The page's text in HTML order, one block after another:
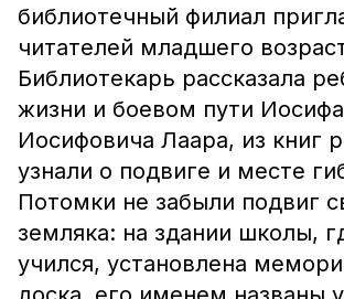
библиотечный филиал
читателей младшего
Библиотекарь рассказала
жизни и боевом пути Иосифа
Иосифовича Лаара, из книг
узнали о подвиге и месте
Потомки не забыли подвиг
земляка: на здании школы,
учился, установлена